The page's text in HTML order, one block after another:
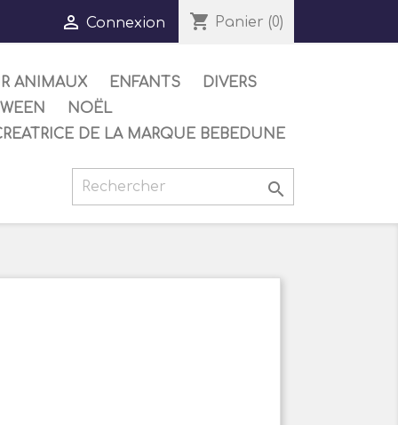
 Connexion shopping_cart Panier (0)
ANIMAUX ENFANTS
DIVERS
NOËL
DE LA MARQUE BEBEDUNE
